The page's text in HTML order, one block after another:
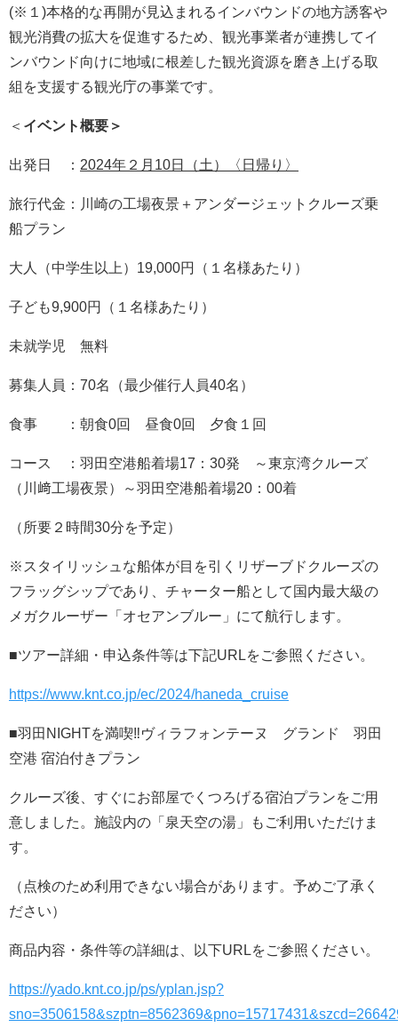
(※１)本格的な再開が見込まれるインバウンドの地方誘客や
観光消費の拡大を促進するため、観光事業者が連携してイ
ンバウンド向けに地域に根差した観光資源を磨き上げる取
組を支援する観光庁の事業です。
＜ イベント概要＞
出発日 ： 2024年２月10日（土）〈日帰り〉
旅行代金：川崎の工場夜景＋アンダージェットクルーズ乗
船プラン
大人（中学生以上）19,000円（１名様あたり）
子ども9,900円（１名様あたり）
未就学児 無料
募集人員：70名（最少催行人員40名）
食事 ：朝食0回 昼食0回 夕食１回
コース ：羽田空港船着場17：30発 ～東京湾クルーズ
（川﨑工場夜景）～羽田空港船着場20：00着
（所要２時間30分を予定）
※スタイリッシュな船体が目を引くリザーブドクルーズの
フラッグシップであり、チャーター船として国内最大級の
メガクルーザー「オセアンブルー」にて航行します。
■ツアー詳細・申込条件等は下記URLをご参照ください。
https://www.knt.co.jp/ec/2024/haneda_cruise
■羽田NIGHTを満喫‼ヴィラフォンテーヌ グランド 羽田
空港 宿泊付きプラン
クルーズ後、すぐにお部屋でくつろげる宿泊プランをご用
意しました。施設内の「泉天空の湯」もご利用いただけま
す。
（点検のため利用できない場合があります。予めご了承く
ださい）
商品内容・条件等の詳細は、以下URLをご参照ください。
https://yado.knt.co.jp/ps/yplan.jsp?